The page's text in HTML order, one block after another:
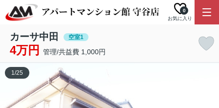
お気に入り
0
カーサ中田 空室1
4万円 管理/共益費 1,000円
1/25